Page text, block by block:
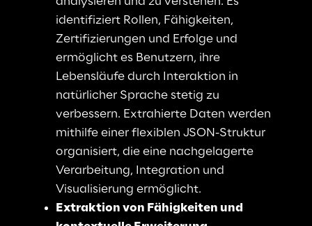
identifiziert Rollen, Fähigkeiten,
Zertifizierungen und Erfolge und
ermöglicht es Benutzern, ihre
Lebensläufe durch Interaktion in
natürlicher Sprache stetig zu
verbessern. Extrahierte Daten werden
mithilfe einer flexiblen JSON-Struktur
organisiert, die eine nachgelagerte
Verarbeitung, Integration und
Visualisierung ermöglicht.
Extraktion von Fähigkeiten und